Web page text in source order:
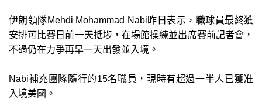
伊朗領隊Mehdi Mohammad Nabi昨日表示，職球員最終獲
安排可比賽日前一天抵埗，在場館操練並出席賽前記者會，
不過仍在力爭再早一天出發並入境。
Nabi補充團隊隨行的15名職員，現時有超過一半人已獲准
入境美國。